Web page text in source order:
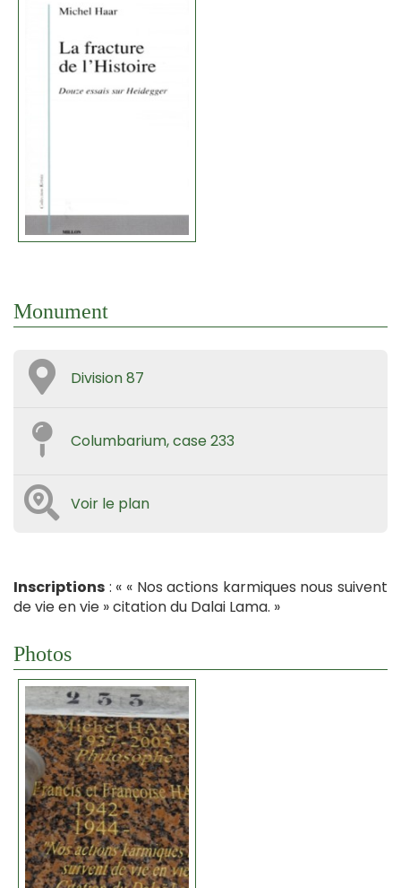
Monument
Division 87
Columbarium, case 233
Voir le plan
Inscriptions : « « Nos actions karmiques nous suivent
de vie en vie » citation du Dalai Lama. »
Photos